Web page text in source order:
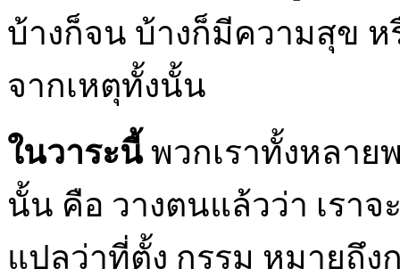
บ้างก็จน บ้างก็มีความสุข
จากเหตุทั้งนั้น
ในวาระนี้พวกเราทั้งหลาย
นั้น คือ วางตนแล้วว่า เรา
แปลว่าที่ตั้ง กรรม หมายถึง